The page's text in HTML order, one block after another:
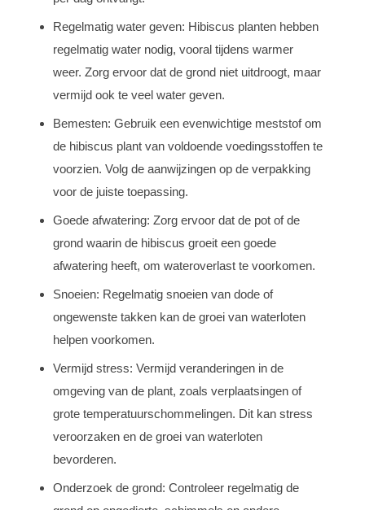
Regelmatig water geven: Hibiscus planten hebben
regelmatig water nodig, vooral tijdens warmer
weer. Zorg ervoor dat de grond niet uitdroogt, maar
vermijd ook te veel water geven.
Bemesten: Gebruik een evenwichtige meststof om
de hibiscus plant van voldoende voedingsstoffen te
voorzien. Volg de aanwijzingen op de verpakking
voor de juiste toepassing.
Goede afwatering: Zorg ervoor dat de pot of de
grond waarin de hibiscus groeit een goede
afwatering heeft, om wateroverlast te voorkomen.
Snoeien: Regelmatig snoeien van dode of
ongewenste takken kan de groei van waterloten
helpen voorkomen.
Vermijd stress: Vermijd veranderingen in de
omgeving van de plant, zoals verplaatsingen of
grote temperatuurschommelingen. Dit kan stress
veroorzaken en de groei van waterloten
bevorderen.
Onderzoek de grond: Controleer regelmatig de